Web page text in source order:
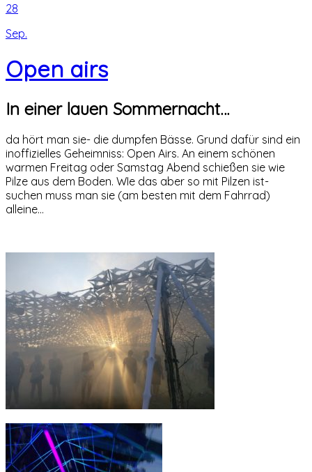
28
Sep.
Open airs
In einer lauen Sommernacht…
da hört man sie- die dumpfen Bässe. Grund dafür sind ein
inoffizielles Geheimniss: Open Airs. An einem schönen
warmen Freitag oder Samstag Abend schießen sie wie
Pilze aus dem Boden. WIe das aber so mit Pilzen ist-
suchen muss man sie (am besten mit dem Fahrrad)
alleine…